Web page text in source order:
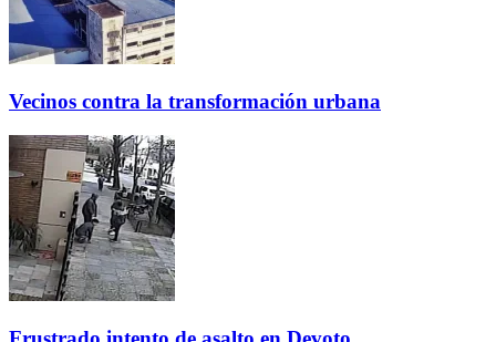
Vecinos contra la transformación urbana